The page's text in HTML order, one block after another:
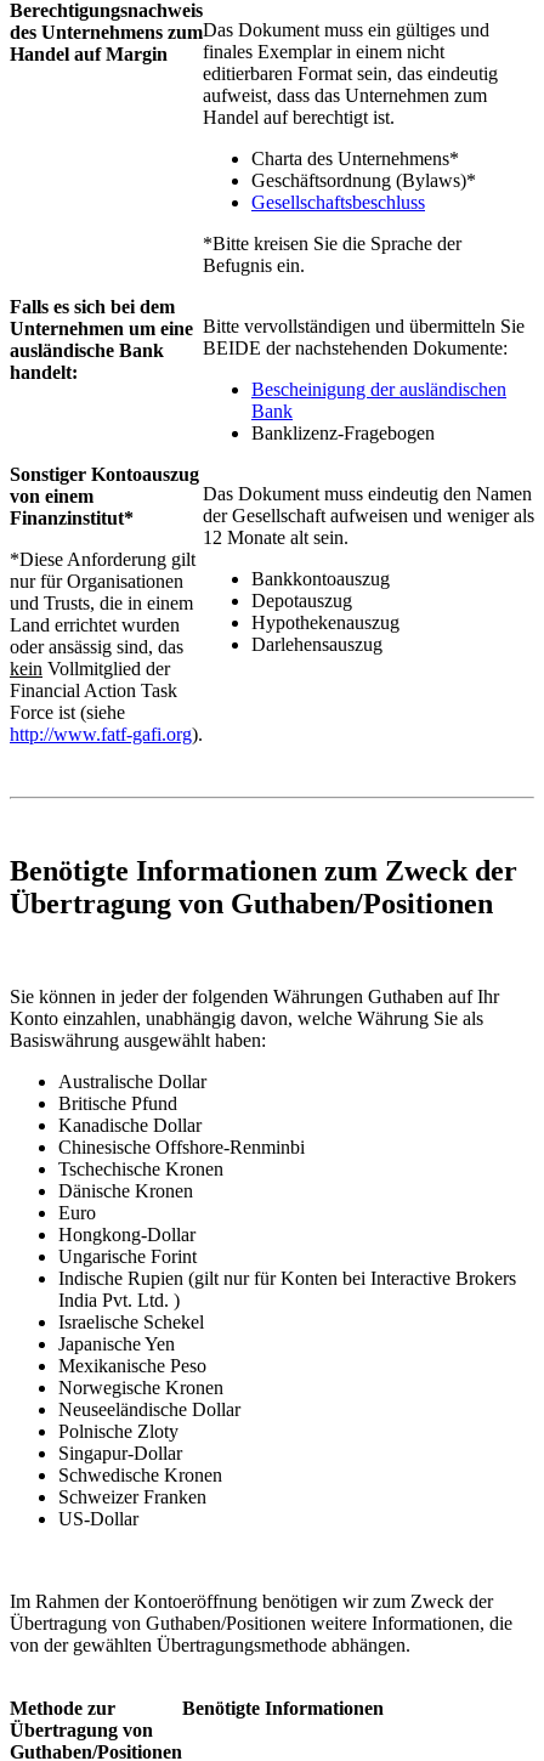
Berechtigungsnachweis
des Unternehmens zum
Handel auf Margin
Das Dokument muss ein gültiges und
finales Exemplar in einem nicht
editierbaren Format sein, das eindeutig
aufweist, dass das Unternehmen zum
Handel auf berechtigt ist.
Charta des Unternehmens*
Geschäftsordnung (Bylaws)*
Gesellschaftsbeschluss
*Bitte kreisen Sie die Sprache der
Befugnis ein.
Falls es sich bei dem
Unternehmen um eine
ausländische Bank
handelt:
Bitte vervollständigen und übermitteln Sie
BEIDE der nachstehenden Dokumente:
Bescheinigung der ausländischen
Bank
Banklizenz-Fragebogen
Sonstiger Kontoauszug
von einem
Finanzinstitut*
*Diese Anforderung gilt
nur für Organisationen
und Trusts, die in einem
Land errichtet wurden
oder ansässig sind, das
kein Vollmitglied der
Financial Action Task
Force ist (siehe
http://www.fatf-gafi.org).
Das Dokument muss eindeutig den Namen
der Gesellschaft aufweisen und weniger als
12 Monate alt sein.
Bankkontoauszug
Depotauszug
Hypothekenauszug
Darlehensauszug
Benötigte Informationen zum Zweck der
Übertragung von Guthaben/Positionen
Sie können in jeder der folgenden Währungen Guthaben auf Ihr
Konto einzahlen, unabhängig davon, welche Währung Sie als
Basiswährung ausgewählt haben:
Australische Dollar
Britische Pfund
Kanadische Dollar
Chinesische Offshore-Renminbi
Tschechische Kronen
Dänische Kronen
Euro
Hongkong-Dollar
Ungarische Forint
Indische Rupien (gilt nur für Konten bei Interactive Brokers
India Pvt. Ltd. )
Israelische Schekel
Japanische Yen
Mexikanische Peso
Norwegische Kronen
Neuseeländische Dollar
Polnische Zloty
Singapur-Dollar
Schwedische Kronen
Schweizer Franken
US-Dollar
Im Rahmen der Kontoeröffnung benötigen wir zum Zweck der
Übertragung von Guthaben/Positionen weitere Informationen, die
von der gewählten Übertragungsmethode abhängen.
Methode zur
Übertragung von
Guthaben/Positionen
Benötigte Informationen